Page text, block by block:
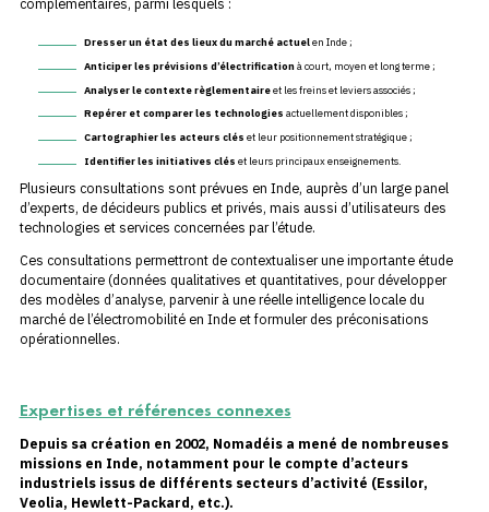
Dresser un état des lieux du marché actuelen Inde ;
Anticiper les prévisions d’électrificationà court, moyen et long terme ;
Analyser le contexte règlementaireet les freins et leviers associés ;
Repérer et comparer les technologies actuellement disponibles ;
Cartographier les acteurs clés et leur positionnement stratégique ;
Identifier les initiatives clés et leurs principaux enseignements.
Plusieurs consultations sont prévues en Inde, auprès d’un large panel
d’experts, de décideurs publics et privés, mais aussi d’utilisateurs des
technologies et services concernées par l’étude.
Ces consultations permettront de contextualiser une importante étude
documentaire (données qualitatives et quantitatives, pour développer
des modèles d’analyse, parvenir à une réelle intelligence locale du
marché de l’électromobilité en Inde et formuler des préconisations
opérationnelles.
Expertises et références connexes
Depuis sa création en 2002, Nomadéis a mené de nombreuses
missions en Inde, notamment pour le compte d’acteurs
industriels issus de différents secteurs d’activité (Essilor,
Veolia, Hewlett-Packard, etc.).